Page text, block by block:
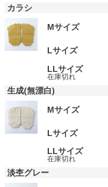
カラシ
Mサイズ
Lサイズ
LLサイズ
在庫切れ
生成(無漂白)
Mサイズ
Lサイズ
LLサイズ
在庫切れ
淡杢グレー